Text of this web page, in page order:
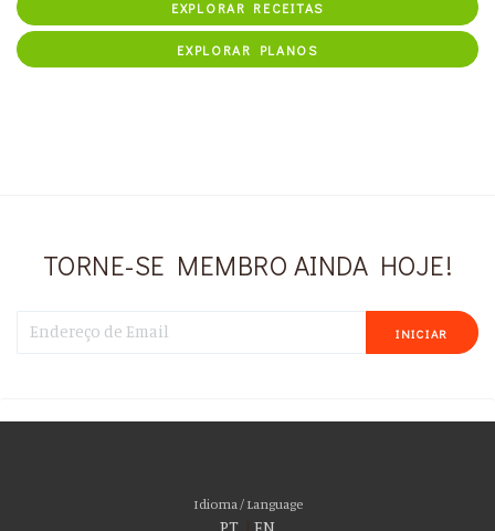
EXPLORAR RECEITAS
EXPLORAR PLANOS
TORNE-SE MEMBRO AINDA HOJE!
INICIAR
Idioma / Language
Usamos cookies para personalizar conteúdo e anúncios, fornecer recursos
de mídia social e analisar nosso tráfego. Também compartilhamos